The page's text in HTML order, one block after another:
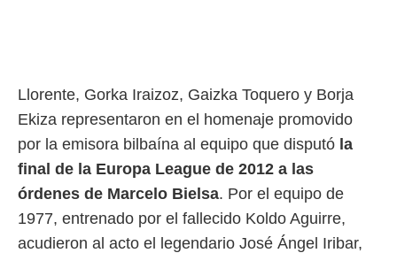
Llorente, Gorka Iraizoz, Gaizka Toquero y Borja
Ekiza representaron en el homenaje promovido
por la emisora bilbaína al equipo que disputó la
final de la Europa League de 2012 a las
órdenes de Marcelo Bielsa. Por el equipo de
1977, entrenado por el fallecido Koldo Aguirre,
acudieron al acto el legendario José Ángel Iribar,